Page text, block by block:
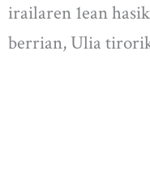
irailaren 1ean
berrian, Ulia